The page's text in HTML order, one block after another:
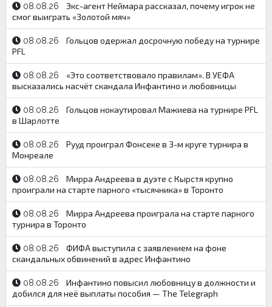
08.08.26
Экс-агент Неймара рассказал, почему игрок не
смог выиграть «Золотой мяч»
08.08.26
Гольцов одержал досрочную победу на турнире
PFL
08.08.26
«Это соответствовало правилам». В УЕФА
высказались насчёт скандала Инфантино и любовницы
08.08.26
Гольцов нокаутировал Мажиева на турнире PFL
в Шарлотте
08.08.26
Рууд проиграл Фонсеке в 3-м круге турнира в
Монреале
08.08.26
Мирра Андреева в дуэте с Кырстя крупно
проиграли на старте парного «тысячника» в Торонто
08.08.26
Мирра Андреева проиграла на старте парного
турнира в Торонто
08.08.26
ФИФА выступила с заявлением на фоне
скандальных обвинений в адрес Инфантино
08.08.26
Инфантино повысил любовницу в должности и
добился для неё выплаты пособия — The Telegraph